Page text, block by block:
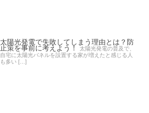
太陽光発電で失敗してしまう理由とは？防
止策を事前に考えよう！
太陽光発電の普及で、
自宅に太陽光パネルを設置する家が増えたと感じる人
も多い […]